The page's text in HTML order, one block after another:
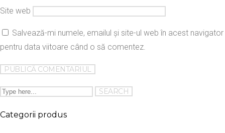
Site web
Salvează-mi numele, emailul și site-ul web în acest navigator
pentru data viitoare când o să comentez.
Categorii produs